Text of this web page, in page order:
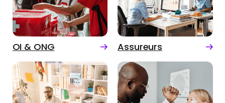
OI & ONG Assureurs